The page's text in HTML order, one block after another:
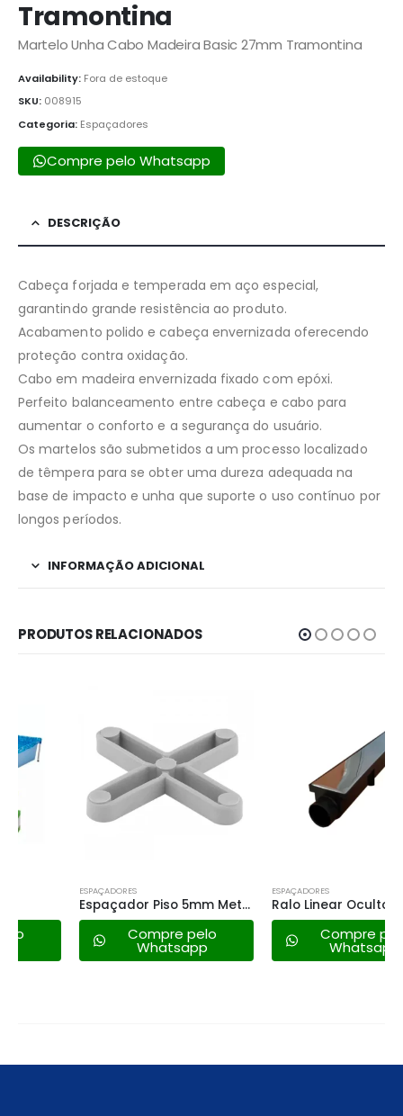
Tramontina
Martelo Unha Cabo Madeira Basic 27mm Tramontina
Availability: Fora de estoque
SKU: 008915
Categoria: Espaçadores
Compre pelo Whatsapp
DESCRIÇÃO
Cabeça forjada e temperada em aço especial,
garantindo grande resistência ao produto.
Acabamento polido e cabeça envernizada oferecendo
proteção contra oxidação.
Cabo em madeira envernizada fixado com epóxi.
Perfeito balanceamento entre cabeça e cabo para
aumentar o conforto e a segurança do usuário.
Os martelos são submetidos a um processo localizado
de têmpera para se obter uma dureza adequada na
base de impacto e unha que suporte o uso contínuo por
longos períodos.
INFORMAÇÃO ADICIONAL
PRODUTOS RELACIONADOS
Espaçador Piso 5mm Metasul
Compre pelo
Whatsapp
Ralo Linear Oculto Inox 50cm
Compre pelo
Whatsapp